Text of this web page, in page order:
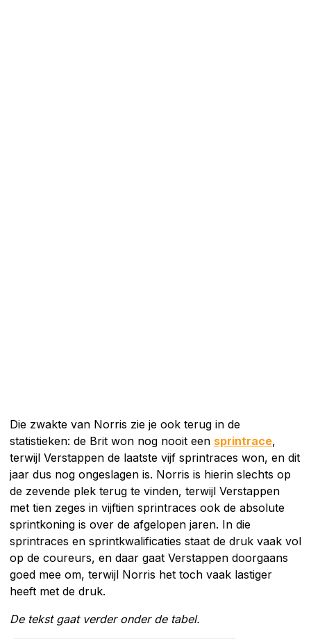
Die zwakte van Norris zie je ook terug in de
statistieken: de Brit won nog nooit een sprintrace,
terwijl Verstappen de laatste vijf sprintraces won, en dit
jaar dus nog ongeslagen is. Norris is hierin slechts op
de zevende plek terug te vinden, terwijl Verstappen
met tien zeges in vijftien sprintraces ook de absolute
sprintkoning is over de afgelopen jaren. In die
sprintraces en sprintkwalificaties staat de druk vaak vol
op de coureurs, en daar gaat Verstappen doorgaans
goed mee om, terwijl Norris het toch vaak lastiger
heeft met de druk.
De tekst gaat verder onder de tabel.